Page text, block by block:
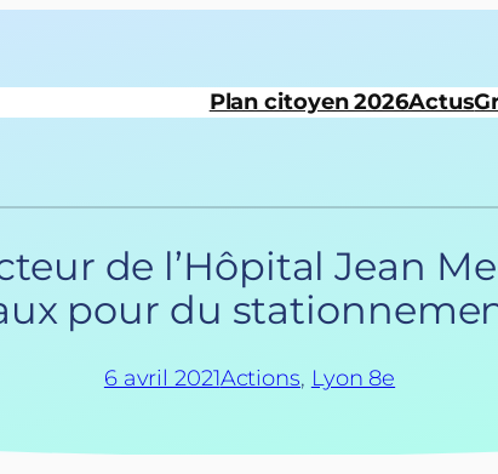
Plan citoyen 2026Actus
de l’Hôpital Jean
pour du
6 avril 2021Actions, Lyon 8e